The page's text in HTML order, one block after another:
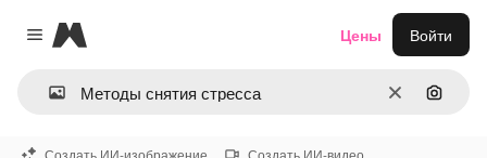
Close menu
Magnific
ОчиститьПоиск
Цены Войти
Создать ИИ-изображение Создать ИИ-видео